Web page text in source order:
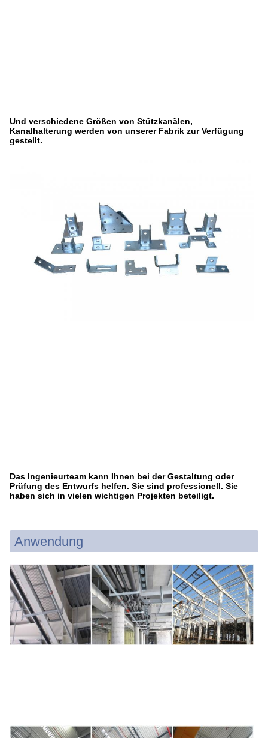
Und verschiedene Größen von Stützkanälen,
Kanalhalterung werden von unserer Fabrik zur Verfügung
gestellt.
Das Ingenieurteam kann Ihnen bei der Gestaltung oder
Prüfung des Entwurfs helfen. Sie sind professionell. Sie
haben sich in vielen wichtigen Projekten beteiligt.
Anwendung